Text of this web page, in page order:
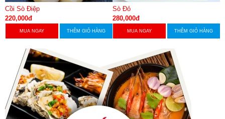
Cồi Sò Điệp
220,000đ
MUA NGAY THÊM GIỎ HÀNG
Sò Đỏ
280,000đ
MUA NGAY THÊM GIỎ HÀNG